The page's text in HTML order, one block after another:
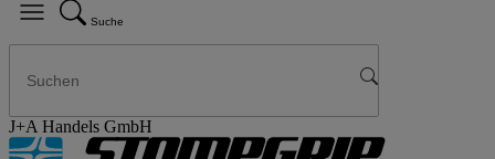
Suche
J+A Handels GmbH